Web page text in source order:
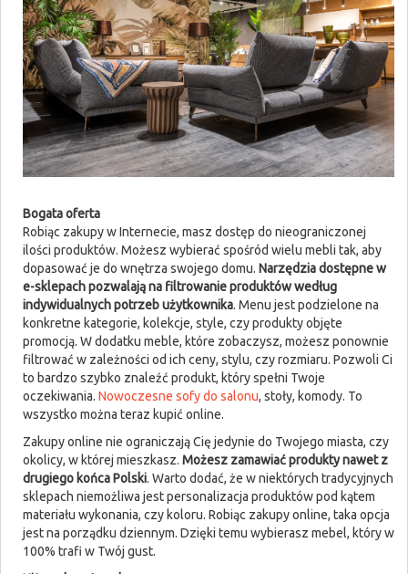
Bogata oferta
Robiąc zakupy w Internecie, masz dostęp do nieograniczonej
ilości produktów. Możesz wybierać spośród wielu mebli tak, aby
dopasować je do wnętrza swojego domu. Narzędzia dostępne w
e-sklepach pozwalają na filtrowanie produktów według
indywidualnych potrzeb użytkownika. Menu jest podzielone na
konkretne kategorie, kolekcje, style, czy produkty objęte
promocją. W dodatku meble, które zobaczysz, możesz ponownie
filtrować w zależności od ich ceny, stylu, czy rozmiaru. Pozwoli Ci
to bardzo szybko znaleźć produkt, który spełni Twoje
oczekiwania. Nowoczesne sofy do salonu, stoły, komody. To
wszystko można teraz kupić online.
Zakupy online nie ograniczają Cię jedynie do Twojego miasta, czy
okolicy, w której mieszkasz. Możesz zamawiać produkty nawet z
drugiego końca Polski. Warto dodać, że w niektórych tradycyjnych
sklepach niemożliwa jest personalizacja produktów pod kątem
materiału wykonania, czy koloru. Robiąc zakupy online, taka opcja
jest na porządku dziennym. Dzięki temu wybierasz mebel, który w
100% trafi w Twój gust.